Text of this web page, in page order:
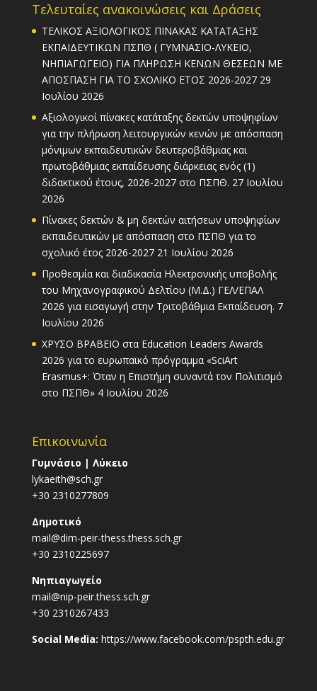
Τελευταίες ανακοινώσεις και Δράσεις
ΤΕΛΙΚΟΣ ΑΞΙΟΛΟΓΙΚΟΣ ΠΙΝΑΚΑΣ ΚΑΤΑΤΑΞΗΣ
ΕΚΠΑΙΔΕΥΤΙΚΩΝ ΠΣΠΘ ( ΓΥΜΝΑΣΙΟ-ΛΥΚΕΙΟ,
ΝΗΠΙΑΓΩΓΕΙΟ) ΓΙΑ ΠΛΗΡΩΣΗ ΚΕΝΩΝ ΘΕΣΕΩΝ ΜΕ
ΑΠΟΣΠΑΣΗ ΓΙΑ ΤΟ ΣΧΟΛΙΚΟ ΕΤΟΣ 2026-2027 29
Ιουλίου 2026
Αξιολογικοί πίνακες κατάταξης δεκτών υποψηφίων
για την πλήρωση λειτουργικών κενών με απόσπαση
μόνιμων εκπαιδευτικών δευτεροβάθμιας και
πρωτοβάθμιας εκπαίδευσης διάρκειας ενός (1)
διδακτικού έτους, 2026-2027 στο ΠΣΠΘ. 27 Ιουλίου
2026
Πίνακες δεκτών & μη δεκτών αιτήσεων υποψηφίων
εκπαιδευτικών με απόσπαση στο ΠΣΠΘ για το
σχολικό έτος 2026-2027 21 Ιουλίου 2026
Προθεσμία και διαδικασία Ηλεκτρονικής υποβολής
του Μηχανογραφικού Δελτίου (Μ.Δ.) ΓΕΛ/ΕΠΑΛ
2026 για εισαγωγή στην Τριτοβάθμια Εκπαίδευση. 7
Ιουλίου 2026
ΧΡΥΣΟ ΒΡΑΒΕΙΟ στα Education Leaders Awards
2026 για το ευρωπαϊκό πρόγραμμα «SciArt
Erasmus+: Όταν η Επιστήμη συναντά τον Πολιτισμό
στο ΠΣΠΘ» 4 Ιουλίου 2026
Επικοινωνία
Γυμνάσιο | Λύκειο
lykaeith@sch.gr
+30 2310277809
Δημοτικό
mail@dim-peir-thess.thess.sch.gr
+30 2310225697
Νηπιαγωγείο
mail@nip-peir.thess.sch.gr
+30 2310267433
Social Media: https://www.facebook.com/pspth.edu.gr